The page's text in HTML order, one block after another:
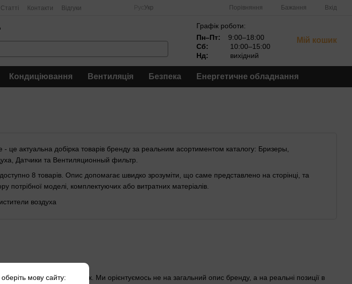
Статті Контакти Відгуки Укр Порівняння Бажання Вхід
Графік роботи:
Пн–Пт:
9:00–18:00
Сб:
10:00–15:00
Нд:
вихідний
Мій кошик
Кондиціювання Вентиляція Безпека Енергетичне обладнання
Life станом на 2026 рік. Ми орієнтуємось не на загальний опис бренду, а на реальні позиції в
- це актуальна добірка товарів бренду за реальним асортиментом каталогу: Бризеры,
Датчики та Вентиляционный фильтр.
8 товарів. Опис допомагає швидко зрозуміти, що саме представлено на сторінці, та
потрібної моделі, комплектуючих або витратних матеріалів.
воздуха
мову сайту: